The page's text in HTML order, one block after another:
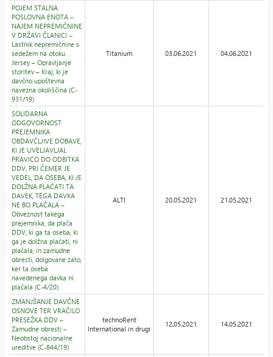
POJEM STALNA
POSLOVNA ENOTA –
NAJEM NEPREMIČNINE
V DRŽAVI ČLANICI –
Lastnik nepremičnine s
sedežem na otoku
Jersey – Opravljanje
storitev – Kraj, ki je
davčno upoštevna
navezna okoliščina (C-
931/19)
Titanium 03.06.2021 04.06.2021
SOLIDARNA
ODGOVORNOST
PREJEMNIKA
OBDAVČLJIVE DOBAVE,
KI JE UVELJAVLJAL
PRAVICO DO ODBITKA
DDV, PRI ČEMER JE
VEDEL, DA OSEBA, KI JE
DOLŽNA PLAČATI TA
DAVEK, TEGA DAVKA
NE BO PLAČALA –
Obveznost takega
prejemnika, da plača
DDV, ki ga ta oseba, ki
ga je dolžna plačati, ni
plačala, in zamudne
obresti, dolgovane zato,
ker ta oseba
navedenega davka ni
plačala (C-4/20)
ALTI 20.05.2021 21.05.2021
ZMANJŠANJE DAVČNE
OSNOVE TER VRAČILO
PRESEŽKA DDV –
Zamudne obresti –
Neobstoj nacionalne
ureditve (C-844/19)
technoRent
International in drugi
12.05.2021 14.05.2021